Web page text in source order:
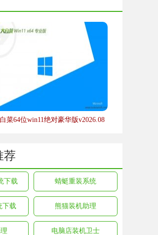
菜64位win11绝对豪华版v2026.08
荐
下载 蜻蜓重装系统
下载 熊猫装机助理
电脑店装机卫士